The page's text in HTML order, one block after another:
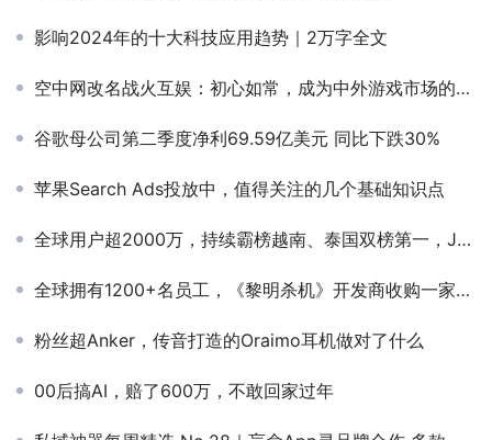
影响2024年的十大科技应用趋势｜2万字全文
空中网改名战火互娱：初心如常，成为中外游戏市场的桥梁
谷歌母公司第二季度净利69.59亿美元 同比下跌30%
苹果Search Ads投放中，值得关注的几个基础知识点
全球用户超2000万，持续霸榜越南、泰国双榜第一，Jagat成功“接管”LBS社交赛道的泼天富贵？
全球拥有1200+名员工，《黎明杀机》开发商收购一家荷兰工作室
粉丝超Anker，传音打造的Oraimo耳机做对了什么
00后搞AI，赔了600万，不敢回家过年